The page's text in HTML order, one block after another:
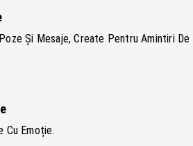
Și Mesaje, Create Pentru Amintiri De
Cu Emoție.